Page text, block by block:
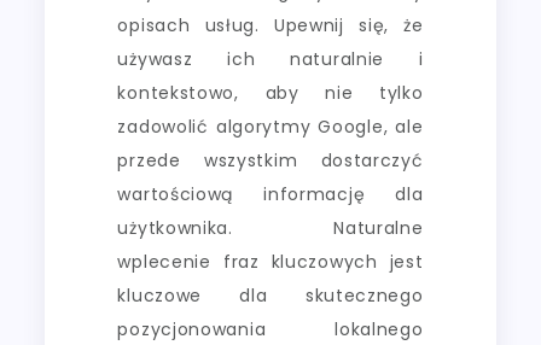
opisach usług. Upewnij się, że
używasz ich naturalnie i
kontekstowo, aby nie tylko
zadowolić algorytmy Google, ale
przede wszystkim dostarczyć
wartościową informację dla
użytkownika. Naturalne
wplecenie fraz kluczowych jest
kluczowe dla skutecznego
pozycjonowania lokalnego